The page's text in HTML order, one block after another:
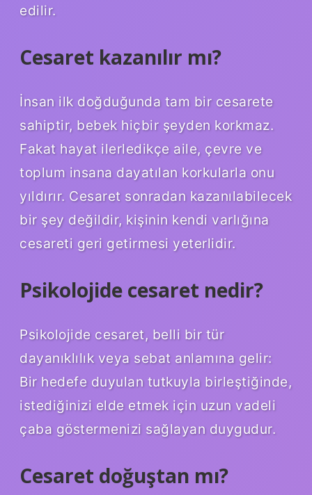
edilir.
Cesaret kazanılır mı?
İnsan ilk doğduğunda tam bir cesarete
sahiptir, bebek hiçbir şeyden korkmaz.
Fakat hayat ilerledikçe aile, çevre ve
toplum insana dayatılan korkularla onu
yıldırır. Cesaret sonradan kazanılabilecek
bir şey değildir, kişinin kendi varlığına
cesareti geri getirmesi yeterlidir.
Psikolojide cesaret nedir?
Psikolojide cesaret, belli bir tür
dayanıklılık veya sebat anlamına gelir:
Bir hedefe duyulan tutkuyla birleştiğinde,
istediğinizi elde etmek için uzun vadeli
çaba göstermenizi sağlayan duygudur.
Cesaret doğuştan mı?